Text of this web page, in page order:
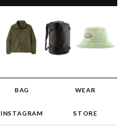
BAG WEAR
INSTAGRAM STORE